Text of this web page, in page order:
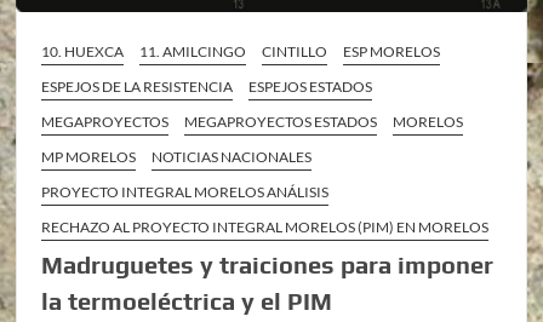
10. HUEXCA 11. AMILCINGO CINTILLO
ESP MORELOS
ESPEJOS DE LA RESISTENCIA
ESPEJOS ESTADOS
MEGAPROYECTOS
MEGAPROYECTOS ESTADOS
MORELOS
MP MORELOS
NOTICIAS NACIONALES
PROYECTO INTEGRAL MORELOS ANÁLISIS
RECHAZO AL PROYECTO INTEGRAL MORELOS (PIM) EN MORELOS
Madruguetes y traiciones para imponer
la termoeléctrica y el PIM